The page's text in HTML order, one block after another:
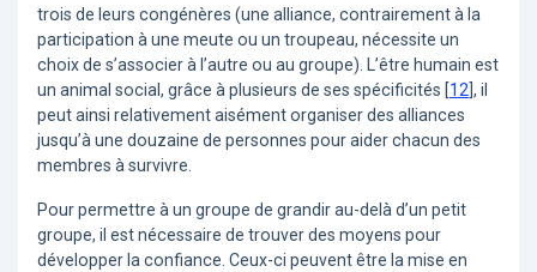
trois de leurs congénères (une alliance, contrairement à la
participation à une meute ou un troupeau, nécessite un
choix de s’associer à l’autre ou au groupe). L’être humain est
un animal social, grâce à plusieurs de ses spécificités [12 , il
peut ainsi relativement aisément organiser des alliances
jusqu’à une douzaine de personnes pour aider chacun des
membres à survivre.
Pour permettre à un groupe de grandir au-delà d’un petit
groupe, il est nécessaire de trouver des moyens pour
développer la confiance. Ceux-ci peuvent être la mise en